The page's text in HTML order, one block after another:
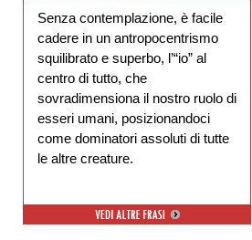
Senza contemplazione, è facile
cadere in un antropocentrismo
squilibrato e superbo, l’“io” al
centro di tutto, che
sovradimensiona il nostro ruolo di
esseri umani, posizionandoci
come dominatori assoluti di tutte
le altre creature.